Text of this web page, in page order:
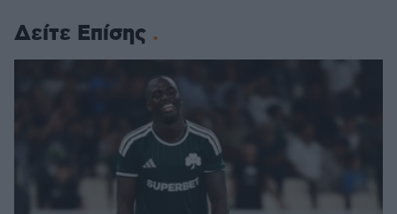
Δείτε Επίσης